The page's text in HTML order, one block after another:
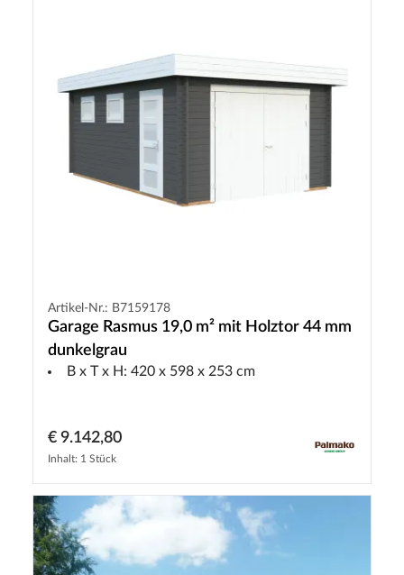
Artikel-Nr.: B7159178
Garage Rasmus 19,0 m² mit Holztor 44 mm
dunkelgrau
B x T x H: 420 x 598 x 253 cm
€ 9.142,80
Inhalt: 1 Stück